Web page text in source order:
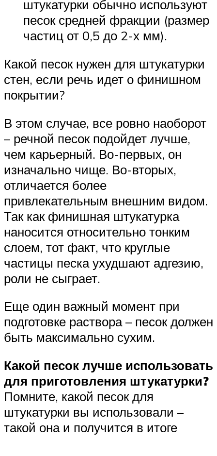
штукатурки обычно используют
песок средней фракции (размер
частиц от 0,5 до 2-х мм).
Какой песок нужен для штукатурки
стен, если речь идет о финишном
покрытии?
В этом случае, все ровно наоборот
– речной песок подойдет лучше,
чем карьерный. Во-первых, он
изначально чище. Во-вторых,
отличается более
привлекательным внешним видом.
Так как финишная штукатурка
наносится относительно тонким
слоем, тот факт, что круглые
частицы песка ухудшают адгезию,
роли не сыграет.
Еще один важный момент при
подготовке раствора – песок должен
быть максимально сухим.
Какой песок лучше использовать
для приготовления штукатурки?
Помните, какой песок для
штукатурки вы использовали –
такой она и получится в итоге